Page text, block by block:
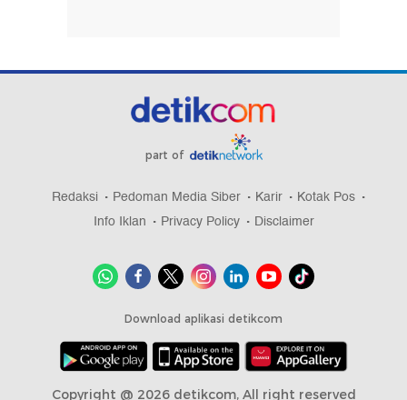
part of
Redaksi Pedoman Media Siber Karir
Kotak Pos
Info Iklan
Privacy Policy Disclaimer
Download aplikasi detikcom
Copyright @ 2026 detikcom, All right reserved